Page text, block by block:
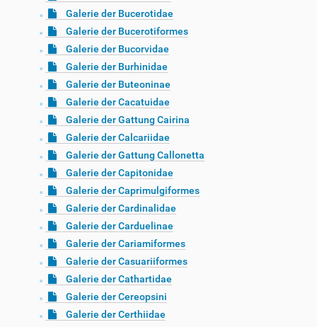
Galerie der Bucerotidae
Galerie der Bucerotiformes
Galerie der Bucorvidae
Galerie der Burhinidae
Galerie der Buteoninae
Galerie der Cacatuidae
Galerie der Gattung Cairina
Galerie der Calcariidae
Galerie der Gattung Callonetta
Galerie der Capitonidae
Galerie der Caprimulgiformes
Galerie der Cardinalidae
Galerie der Carduelinae
Galerie der Cariamiformes
Galerie der Casuariiformes
Galerie der Cathartidae
Galerie der Cereopsini
Galerie der Certhiidae